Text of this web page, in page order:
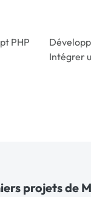
PHP
Intégrer
projets de